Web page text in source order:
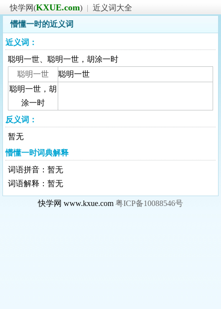
快学网(KXUE.com) | 近义词大全
懵懂一时的近义词
近义词：
聪明一世、聪明一世，胡涂一时
聪明一世
聪明一世
聪明一世，胡
涂一时
反义词：
暂无
懵懂一时词典解释
词语拼音：暂无
词语解释：暂无
快学网 www.kxue.com 粤ICP备10088546号